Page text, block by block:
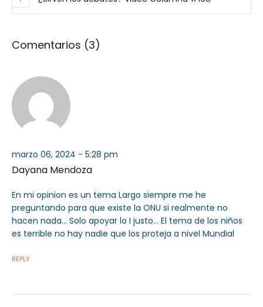
Comentarios (3)
marzo 06, 2024 - 5:28 pm
Dayana Mendoza
En mi opinion es un tema Largo siempre me he
preguntando para que existe la ONU si realmente no
hacen nada… Solo apoyar lo I justo… El tema de los niños
es terrible no hay nadie que los proteja a nivel Mundial
REPLY